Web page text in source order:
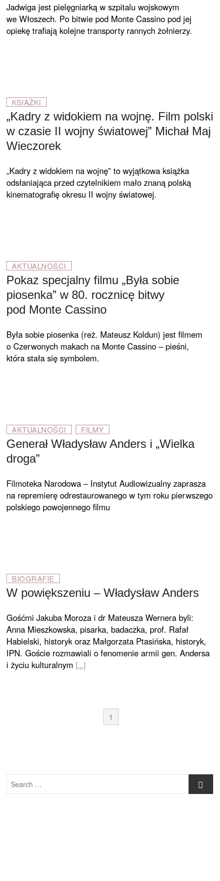
Jadwiga jest pielęgniarką w szpitalu wojskowym
we Włoszech. Po bitwie pod Monte Cassino pod jej
opiekę trafiają kolejne transporty rannych żołnierzy.
KSIĄŻKI
„Kadry z widokiem na wojnę. Film polski
w czasie II wojny światowej” Michał Maj
Wieczorek
„Kadry z widokiem na wojnę” to wyjątkowa książka
odsłaniająca przed czytelnikiem mało znaną polską
kinematografię okresu II wojny światowej.
AKTUALNOŚCI
Pokaz specjalny filmu „Była sobie
piosenka” w 80. rocznicę bitwy
pod Monte Cassino
Była sobie piosenka (reż. Mateusz Koldun) jest filmem
o Czerwonych makach na Monte Cassino – pieśni,
która stała się symbolem.
AKTUALNOŚCI FILMY
Generał Władysław Anders i „Wielka
droga”
Filmoteka Narodowa – Instytut Audiowizualny zaprasza
na repremierę odrestaurowanego w tym roku pierwszego
polskiego powojennego filmu
BIOGRAFIE
W powiększeniu – Władysław Anders
Gośćmi Jakuba Moroza i dr Mateusza Wernera byli:
Anna Mieszkowska, pisarka, badaczka, prof. Rafał
Habielski, historyk oraz Małgorzata Ptasińska, historyk,
IPN. Goście rozmawiali o fenomenie armii gen. Andersa
i życiu kulturalnym
1
Search
…